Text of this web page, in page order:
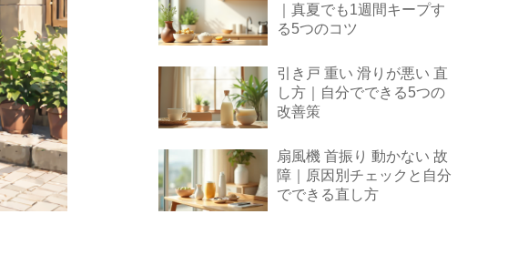
｜真夏でも1週間キープす
る5つのコツ
引き戸 重い 滑りが悪い 直
し方｜自分でできる5つの
改善策
扇風機 首振り 動かない 故
障｜原因別チェックと自分
でできる直し方